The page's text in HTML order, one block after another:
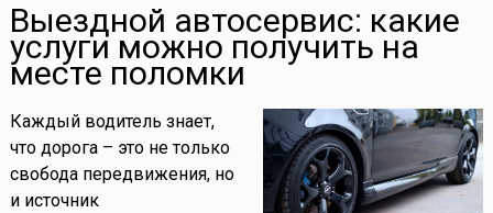
Выездной автосервис: какие
услуги можно получить на
месте поломки
Каждый водитель знает,
что дорога – это не только
свобода передвижения, но
и источник